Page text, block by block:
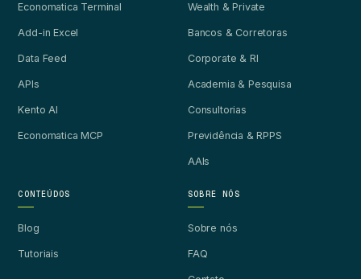
Economatica Terminal
Add-in Excel
Data Feed
APIs
Kento AI
Economatica MCP
Wealth & Private
Bancos & Corretoras
Corporate & RI
Academia & Pesquisa
Consultorias
Previdência & RPPS
AAIs
CONTEÚDOS
Blog
Tutoriais
SOBRE NÓS
Sobre nós
FAQ